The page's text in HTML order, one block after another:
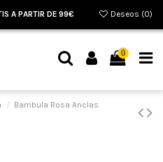
A PARTIR DE 99€ Deseos (0)
0
Bambula Rosa Anclas